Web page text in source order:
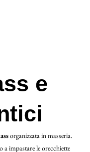
e
organizzata in masseria.
a impastare le orecchiette